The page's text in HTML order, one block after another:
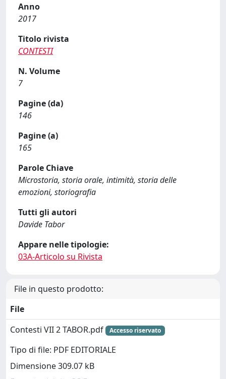
Anno
2017
Titolo rivista
CONTESTI
N. Volume
7
Pagine (da)
146
Pagine (a)
165
Parole Chiave
Microstoria, storia orale, intimità, storia delle
emozioni, storiografia
Tutti gli autori
Davide Tabor
Appare nelle tipologie:
03A-Articolo su Rivista
File in questo prodotto:
File
Contesti VII 2 TABOR.pdf
Accesso riservato
Tipo di file: PDF EDITORIALE
Dimensione 309.07 kB